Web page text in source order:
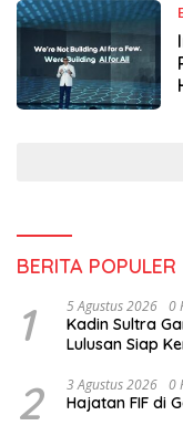
BERITA POPULER
1 5 Agustus 2026 0
Kadin Sultra
Lulusan Siap
2 3 Agustus 2026 0
Hajatan FIF di